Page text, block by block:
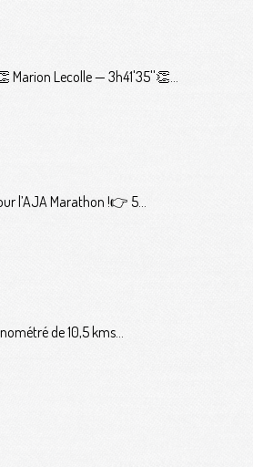
Lecolle — 3h41'35''👏...
l’AJA Marathon !👉 5...
de 10,5 kms...